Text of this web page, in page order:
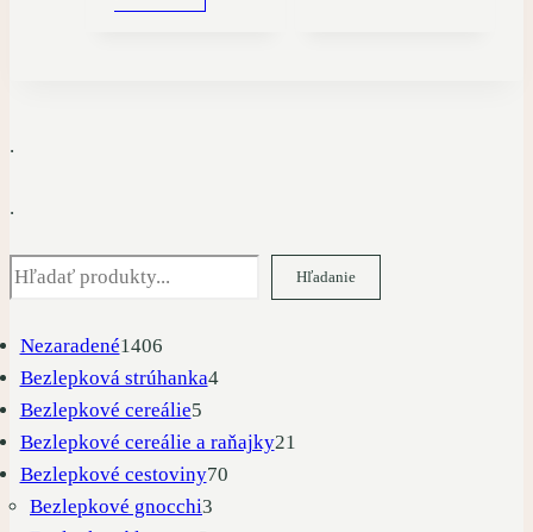
.
.
Hľadať Hľadanie
Nezaradené14061406
produktov
Bezlepková strúhanka44
Bezlepkové cereálie55
produktov
Bezlepkové cereálie a raňajky21
Bezlepkové cestoviny7070
Bezlepkové gnocchi3